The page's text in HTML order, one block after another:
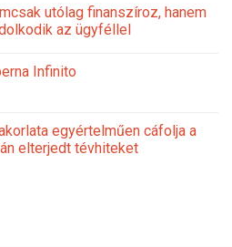
utólag finanszíroz, hanem
az ügyféllel
Infinito
egyértelműen cáfolja a
elterjedt tévhiteket